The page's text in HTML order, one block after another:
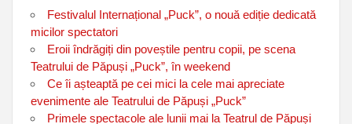
Festivalul Internațional „Puck”, o nouă ediție dedicată
micilor spectatori
Eroii îndrăgiți din poveștile pentru copii, pe scena
Teatrului de Păpuși „Puck”, în weekend
Ce îi așteaptă pe cei mici la cele mai apreciate
evenimente ale Teatrului de Păpuși „Puck”
Primele spectacole ale lunii mai la Teatrul de Păpuși